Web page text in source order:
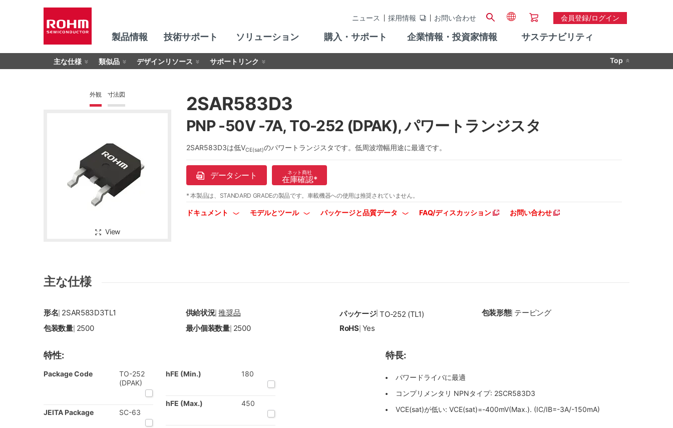
ニュース 採用情報 お問い合わせ 会員登録/ログイン
製品情報 技術サポート ソリューション 購入・サポート 企業情報・投資家情報 サステナビリティ
主な仕様 類似品 デザインリソース サポートリンク Top
外観 寸法図
View
2SAR583D3
PNP -50V -7A, TO-252 (DPAK), パワートランジスタ
2SAR583D3は低VCE(sat)のパワートランジスタです。低周波増幅用途に最適です。
データシート ネット商社
在庫確認*
* 本製品は、STANDARD GRADEの製品です。 車載機器への使用は推奨されていません。
ドキュメント モデルとツール パッケージと品質データ FAQ/ディスカッション お問い合わせ
主な仕様
形名 2SAR583D3TL1 供給状況|推奨品 パッケージ|TO-252 (TL1) 包装形態| テーピング
包装数量| 2500 最小個装数量| 2500 RoHS| Yes
特性:
Package Code
TO-252
(DPAK)
JEITA Package SC-63
hFE (Min.) 180
hFE (Max.) 450
特長:
パワードライバに最適
コンプリメンタリ NPNタイプ: 2SCR583D3
VCE(sat)が低い: VCE(sat)=-400mV(Max.). (IC/IB=-3A/-150mA)